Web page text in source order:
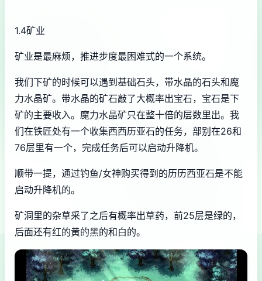
1.4矿业
矿业是最麻烦，推进步度最困难式的一个系统。
我们下矿的时候可以遇到基础石头，带水晶的石头和魔
力水晶矿。带水晶的矿石敲了大概率出宝石，宝石是下
矿的主要收入。魔力水晶矿只在整十倍的层数里出。我
们在铁匠处有一个收集西西历亚石的任务，部别在26和
76层里有一个，完成任务后可以启动升降机。
顺带一提，通过钓鱼/女神购买得到的历历西亚石是不能
启动升降机的。
矿洞里的杂草采了之后有概率出草药，前25层是绿的，
后面还有红的黄的黑的和白的。